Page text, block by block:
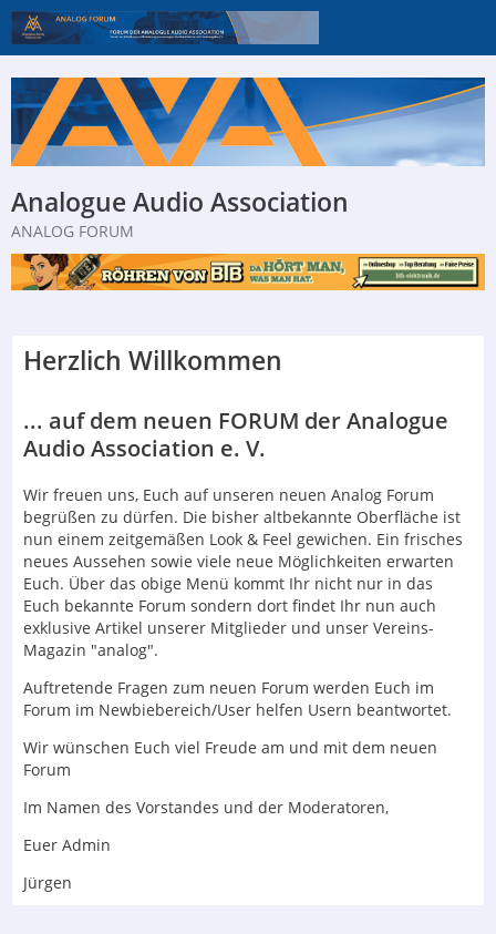
Analogue Audio Association
ANALOG FORUM
Herzlich Willkommen
... auf dem neuen FORUM der Analogue
Audio Association e. V.
Wir freuen uns, Euch auf unseren neuen Analog Forum
begrüßen zu dürfen. Die bisher altbekannte Oberfläche ist
nun einem zeitgemäßen Look & Feel gewichen. Ein frisches
neues Aussehen sowie viele neue Möglichkeiten erwarten
Euch. Über das obige Menü kommt Ihr nicht nur in das
Euch bekannte Forum sondern dort findet Ihr nun auch
exklusive Artikel unserer Mitglieder und unser Vereins-
Magazin "analog".
Auftretende Fragen zum neuen Forum werden Euch im
Forum im Newbiebereich/User helfen Usern beantwortet.
Wir wünschen Euch viel Freude am und mit dem neuen
Forum
Im Namen des Vorstandes und der Moderatoren,
Euer Admin
Jürgen